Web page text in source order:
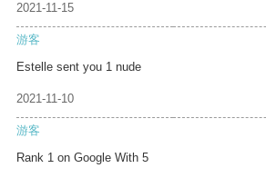
2021-11-15
游客
Estelle sent you 1 nude
2021-11-10
游客
Rank 1 on Google With 5